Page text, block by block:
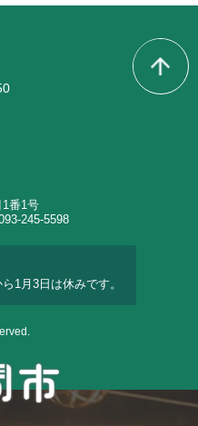
番1号
245-5598
1月3日は休みです。